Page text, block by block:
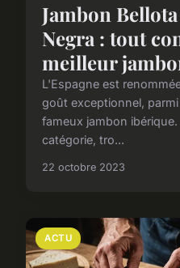
Jambon Bellota
Negra : tout
meilleur
L'Espagne est
goût exceptionnel,
fameux jambon
catégorie, tro...
22 octobre 2023
ACTU